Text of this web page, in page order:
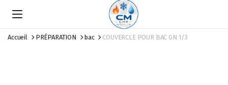
Accueil PRÉPARATION bac COUVERCLE POUR BAC GN 1/3